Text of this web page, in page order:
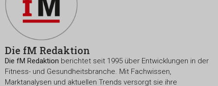
Die fM Redaktion
Die fM Redaktion berichtet seit 1995 über Entwicklungen in der
Fitness- und Gesundheitsbranche. Mit Fachwissen,
Marktanalysen und aktuellen Trends versorgt sie ihre